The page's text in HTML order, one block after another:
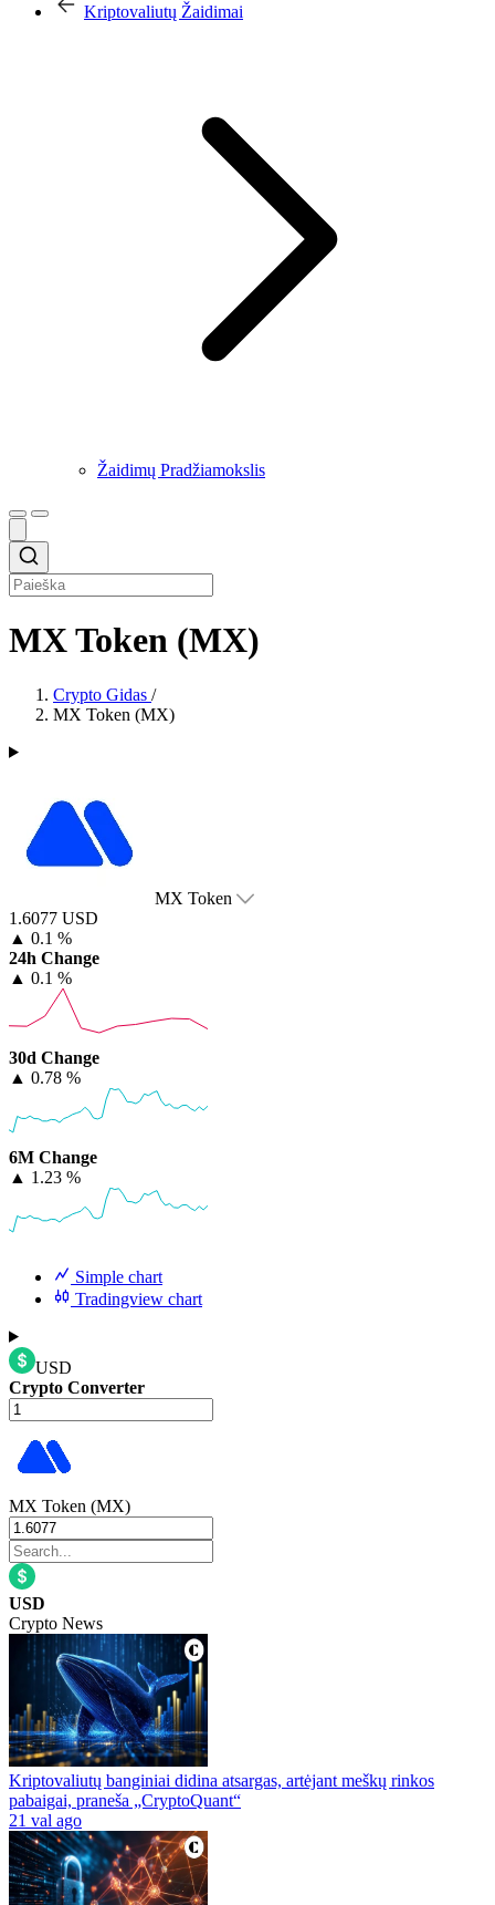
Kriptovaliutų Žaidimai
Žaidimų Pradžiamokslis
MX Token (MX)
Crypto Gidas /
MX Token (MX)
MX Token
1.6077 USD
▲ 0.1 %
24h Change
▲ 0.1 %
30d Change
▲ 0.78 %
6M Change
▲ 1.23 %
Simple chart
Tradingview chart
USD
Crypto Converter
MX Token (MX)
USD
Crypto News
Kriptovaliutų banginiai didina atsargas, artėjant meškų rinkos
pabaigai, praneša „CryptoQuant“
21 val ago